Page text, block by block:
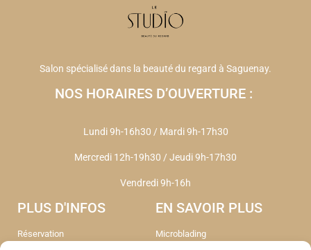
Salon spécialisé dans la beauté du regard à Saguenay.
NOS HORAIRES D’OUVERTURE :
Lundi 9h-16h30 / Mardi 9h-17h30
Mercredi 12h-19h30 / Jeudi 9h-17h30
Vendredi 9h-16h
PLUS D'INFOS
Réservation
EN SAVOIR PLUS
Microblading